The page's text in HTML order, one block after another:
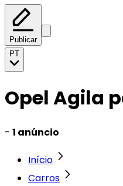
Publicar
PT
Opel Agila
- 1 anúncio
Início
Carros